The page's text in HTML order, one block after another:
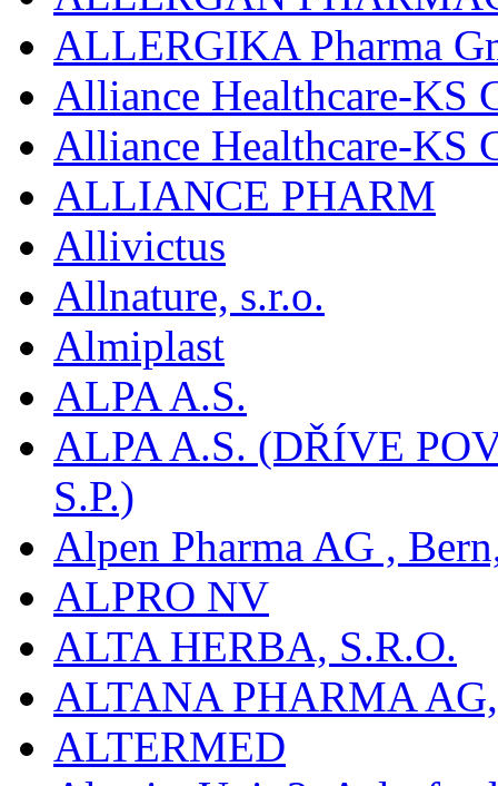
ALLERGIKA Pharma
Alliance Healthcare-KS
Alliance Healthcare-KS
ALLIANCE PHARM
Allivictus
Allnature, s.r.o.
Almiplast
ALPA A.S.
ALPA A.S. (DŘÍVE
S.P.)
Alpen Pharma AG ,
ALPRO NV
ALTA HERBA, S.R.O.
ALTANA PHARMA
ALTERMED